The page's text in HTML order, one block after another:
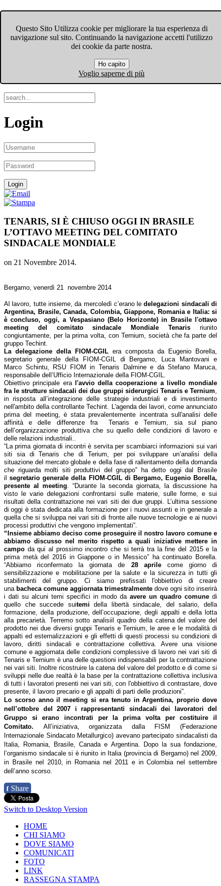
Questo Sito Utilizza cookie per migliorare la tua esperienza di
navigazione sul sito. Continuando la navigazione accetti l'utilizzo
dei cookie da parte nostra.
Ho capito
Voglio saperne di più
Menu
Login
TENARIS, SI È CHIUSO OGGI IN BRASILE
L’OTTAVO MEETING DEL COMITATO
SINDACALE MONDIALE
on 21 Novembre 2014.
Bergamo, venerdì 21 novembre 2014
Al lavoro, tutte insieme, da mercoledì c’erano ledelegazioni sindacali di
Argentina, Brasile, Canada, Colombia, Giappone, Romania e Italia: si
è concluso, oggi, a Vespasiano (Belo Horizonte) in Brasile l'ottavo
meeting del comitato sindacale Mondiale Tenaris riunito
congiuntamente, per la prima volta, con Ternium, società che fa parte del
gruppo Techint.
La delegazione della FIOM-CGIL era composta da Eugenio Borella,
segretario generale della FIOM-CGIL di Bergamo, Luca Mantovani e
Marco Schintu, RSU FIOM in Tenaris Dalmine e da Stefano Maruca,
responsabile dell’Ufficio Internazionale della FIOM-CGIL.
Obiettivo principale era l'avvio della cooperazione a livello mondiale
fra le strutture sindacali dei due gruppi siderurgici Tenaris e Ternium,
in risposta all’integrazione delle strategie industriali e di investimento
nell'ambito della controllante Techint. L'agenda dei lavori, come annunciato
prima del meeting, è stata prevalentemente incentrata sull'analisi delle
affinità e delle differenze fra Tenaris e Ternium, sia sul piano
dell’organizzazione produttiva che su quello delle condizioni di lavoro e
delle relazioni industriali..
“La prima giornata di incontri è servita per scambiarci informazioni sui vari
siti sia di Tenaris che di Terium, per poi sviluppare un’analisi della
situazione del mercato globale e della fase di rallentamento della domanda
che riguarda molti siti produttivi del gruppo” ha detto oggi dal Brasile
ilsegretario generale della FIOM-CGIL di Bergamo, Eugenio Borella,
presente al meeting. “Durante la seconda giornata, la discussione ha
visto le varie delegazioni confrontarsi sulle materie, sulle forme, e sui
risultati della contrattazione nei vari siti dei due gruppi. L’ultima sessione
di oggi è stata dedicata alla formazione per i nuovi assunti e in generale a
quella che si sviluppa nei vari siti di fronte alle nuove tecnologie e ai nuovi
processi produttivi che vengono implementati”.
“Insieme abbiamo deciso come proseguire il nostro lavoro comune e
abbiamo discusso nel merito rispetto a quali iniziative mettere in
campo da qui al prossimo incontro che si terrà tra la fine del 2015 e la
prima metà del 2016 in Giappone o in Messico” ha continuato Borella.
“Abbiamo riconfermato la giornata de 28 aprilecome giorno di
sensibilizzazione e mobilitazione per la salute e la sicurezza in tutti gli
stabilimenti del gruppo. Ci siamo prefissati l'obbiettivo di creare
una bacheca comune aggiornata trimestralmente dove ogni sito inserirà
i dati su alcuni temi specifici in modo da avere un quadro comune di
quello che succede suitemi della libertà sindacale, del salario, della
formazione, della produzione, dell’occupazione, degli appalti e della lotta
alla precarietà. Terremo sotto analisiil quadro della catena del valore del
prodotto nei due diversi gruppi Tenaris e Ternium, le aree e le modalità di
appalti ed esternalizzazioni e gli effetti di questi processi su condizioni di
lavoro, diritti sindacali e contrattazione collettiva. Avere una visione
comune e aggiornata delle condizioni complessive di lavoro nei vari siti di
Tenaris e Ternium è una delle questioni indispensabili per la contrattazione
nei vari siti. Inoltre ricostruire la catena del valore del prodotto e di come si
sviluppi nelle due realtà è la base per la contrattazione collettiva inclusiva
di tutti i lavoratori presenti nei vari siti, con l'obbiettivo di contrastare, dove
presente, il lavoro precario e gli appalti di parti delle produzioni”.
Lo scorso anno il meeting si era tenuto in Argentina, proprio dove
nell’ottobre del 2007 i rappresentanti sindacali dei lavoratori del
Gruppo si erano incontrati per la prima volta per costituire il
Comitato. All’iniziativa, organizzata dalla FISM (Federazione
Internazionale Sindacato Metallurgico) avevano partecipato sindacalisti da
Italia, Romania, Brasile, Canada e Argentina. Dopo la sua fondazione,
l’organismo sindacale si è riunito in Italia (provincia di Bergamo) nel 2009,
in Brasile nel 2010, in Romania nel 2011 e in Colombia nel settembre
dell’anno scorso.
f Share
Switch to Desktop Version
HOME
CHI SIAMO
DOVE SIAMO
COMUNICATI
FOTO
LINK
RASSEGNA STAMPA